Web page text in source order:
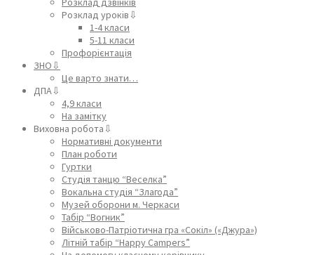
Розклад уроків⇩
1-4 класи
5-11 класи
Профорієнтація
ЗНО⇩
Це варто знати…
ДПА⇩
4,9 класи
На замітку
Виховна робота⇩
Нормативні документи
План роботи
Гуртки
Студія танцю “Веселка”
Вокальна студія “Злагода”
Музей оборони м. Черкаси
Табір “Вогник”
Військово-Патріотична гра «Сокіл» («Джура»)
Літній табір “Happy Campers”